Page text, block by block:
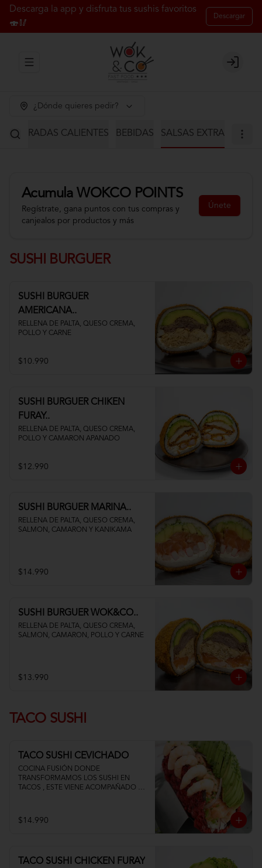
Descarga la app y disfruta tus sushis favoritos
🍣🥢
Descargar
Abrir menu de navegación Login
¿Dónde quieres pedir?
ENTRADAS CALIENTES BEBIDAS SALSAS EXTRA
Acumula WOKCO POINTS
Regístrate, gana puntos con tus compras y
canjealos por productos y más
Únete
SUSHI BURGUER
SUSHI BURGUER
AMERICANA..
RELLENA DE PALTA, QUESO CREMA,
POLLO Y CARNE
$10.990
SUSHI BURGUER CHIKEN
FURAY..
RELLENA DE PALTA, QUESO CREMA,
POLLO Y CAMARON APANADO
$12.990
SUSHI BURGUER MARINA..
RELLENA DE PALTA, QUESO CREMA,
SALMON, CAMARON Y KANIKAMA
$14.990
SUSHI BURGUER WOK&CO..
RELLENA DE PALTA, QUESO CREMA,
SALMON, CAMARON, POLLO Y CARNE
$13.990
TACO SUSHI
TACO SUSHI CEVICHADO
COCINA FUSIÓN DONDE
TRANSFORMAMOS LOS SUSHI EN
TACOS , ESTE VIENE ACOMPAÑADO DE
$14.990
TACO SUSHI CHICKEN FURAY